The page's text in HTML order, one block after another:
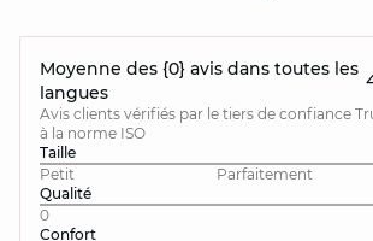
Moyenne des {0} avis dans toutes les
langues
Avis clients vérifiés par le tiers de confiance
à la norme ISO
Taille
Petit
Parfaitement
Qualité
0
Confort